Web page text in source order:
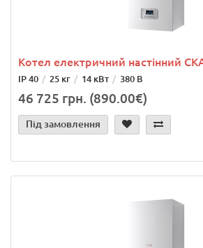
Котел електричний настінний
IP 40 25 кг 14 кВт 380 В
46 725 грн. (890.00€)
Під замовлення